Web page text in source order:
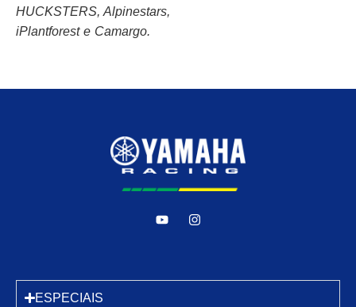
HUCKSTERS, Alpinestars,
iPlantforest e Camargo.
ESPECIAIS